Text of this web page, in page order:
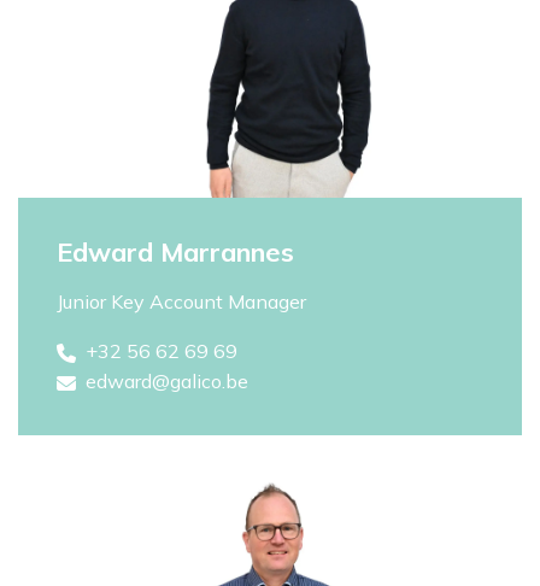
Edward Marrannes
Junior Key Account Manager
+32 56 62 69 69
edward@galico.be